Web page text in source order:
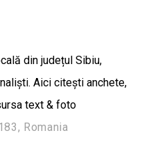
din județul Sibiu,
Aici citești anchete,
text & foto
Romania